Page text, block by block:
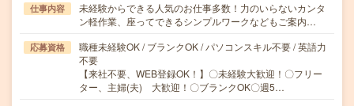
仕事内容
未経験からできる人気のお仕事多数！力のいらないカンタ
ン軽作業、座ってできるシンプルワークなどもご案内…
応募資格
職種未経験OK / ブランクOK / パソコンスキル不要 / 英語力
不要
【来社不要、WEB登録OK！】〇未経験大歓迎！〇フリー
ター、主婦(夫) 大歓迎！〇ブランクOK〇週5…